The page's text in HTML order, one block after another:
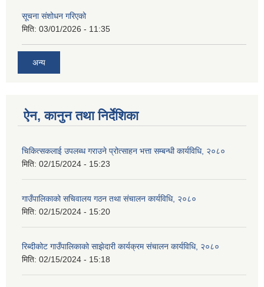
सूचना संशोधन गरिएको
मिति: 03/01/2026 - 11:35
अन्य
ऐन, कानुन तथा निर्देशिका
चिकित्सकलाई उपलब्ध गराउने प्रोत्साहन भत्ता सम्बन्धी कार्यविधि, २०८०
मिति: 02/15/2024 - 15:23
गाउँपालिकाको सचिवालय गठन तथा संचालन कार्यविधि, २०८०
मिति: 02/15/2024 - 15:20
रिब्दीकोट गाउँपालिकाको साझेदारी कार्यक्रम संचालन कार्यविधि, २०८०
मिति: 02/15/2024 - 15:18